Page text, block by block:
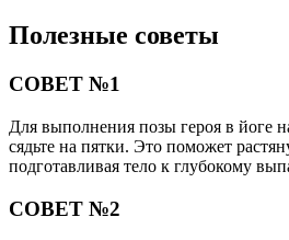
Полезные советы
СОВЕТ №1
Для выполнения позы героя в йоге
сядьте на пятки. Это поможет
подготавливая тело к глубокому
СОВЕТ №2